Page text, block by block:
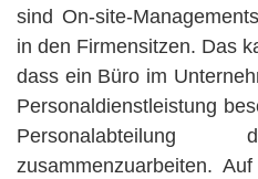
sind On-site-
in den Firmensitzen. Das
dass ein Büro im
Personaldienstleistung
Personalabteilung
zusammenzuarbeiten.